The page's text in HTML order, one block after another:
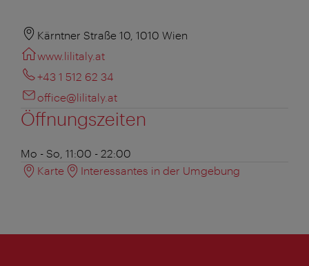
Kärntner Straße 10, 1010 Wien
www.lilitaly.at
+43 1 512 62 34
office@lilitaly.at
Öffnungszeiten
Mo - So, 11:00 - 22:00
Karte
Interessantes in der Umgebung